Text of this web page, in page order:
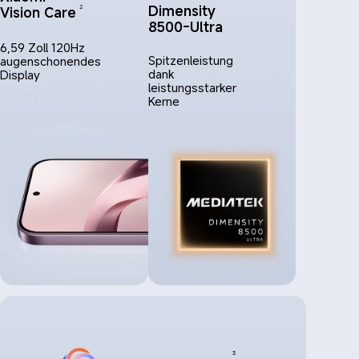
Vision Care 2
6,59 Zoll 120Hz
augenschonendes
Display
Dimensity
8500-Ultra
Spitzenleistung
dank
leistungsstarker
Kerne
3